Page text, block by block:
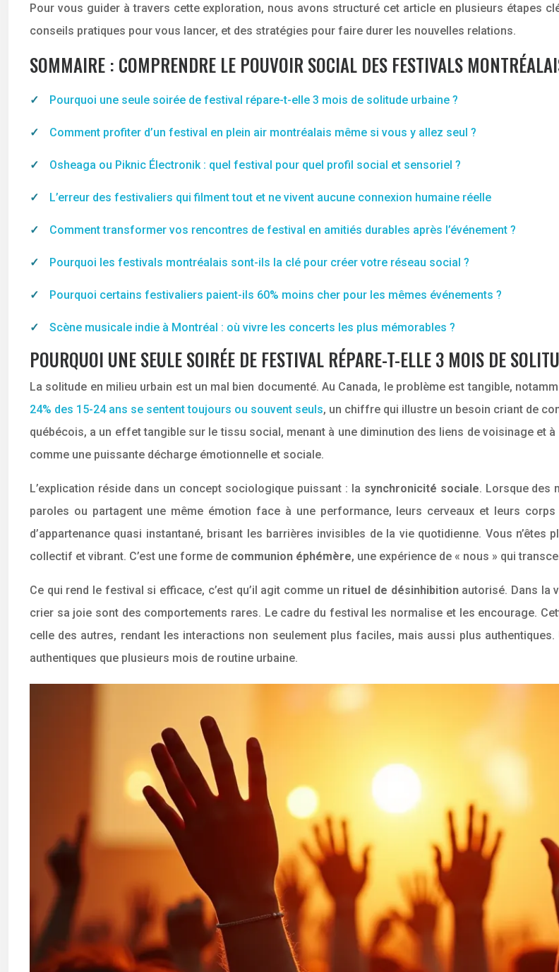
Pour vous guider à travers cette exploration, nous avons structuré cet article en plusieurs étapes
conseils pratiques pour vous lancer, et des stratégies pour faire durer les nouvelles relations.
SOMMAIRE : COMPRENDRE LE POUVOIR SOCIAL DES FESTIVALS
Pourquoi une seule soirée de festival répare-t-elle 3 mois de solitude urbaine ?
Comment profiter d’un festival en plein air montréalais même si vous y allez seul ?
Osheaga ou Piknic Électronik : quel festival pour quel profil social et sensoriel ?
L’erreur des festivaliers qui filment tout et ne vivent aucune connexion humaine réelle
Comment transformer vos rencontres de festival en amitiés durables après l’événement ?
Pourquoi les festivals montréalais sont-ils la clé pour créer votre réseau social ?
Pourquoi certains festivaliers paient-ils 60% moins cher pour les mêmes événements ?
Scène musicale indie à Montréal : où vivre les concerts les plus mémorables ?
POURQUOI UNE SEULE SOIRÉE DE FESTIVAL RÉPARE-T-ELLE 3 MOIS DE
La solitude en milieu urbain est un mal bien documenté. Au Canada, le problème est tangible,
24% des 15-24 ans se sentent toujours ou souvent seuls, un chiffre qui illustre un besoin criant de
québécois, a un effet tangible sur le tissu social, menant à une diminution des liens de voisinage et
comme une puissante décharge émotionnelle et sociale.
L’explication réside dans un concept sociologique puissant : la synchronicité sociale. Lorsque des
paroles ou partagent une même émotion face à une performance, leurs cerveaux et leurs
d’appartenance quasi instantané, brisant les barrières invisibles de la vie quotidienne. Vous
collectif et vibrant. C’est une forme de communion éphémère, une expérience de « nous » qui
Ce qui rend le festival si efficace, c’est qu’il agit comme un rituel de désinhibitionautorisé. Dans la
crier sa joie sont des comportements rares. Le cadre du festival les normalise et les encourage.
celle des autres, rendant les interactions non seulement plus faciles, mais aussi plus
authentiques que plusieurs mois de routine urbaine.